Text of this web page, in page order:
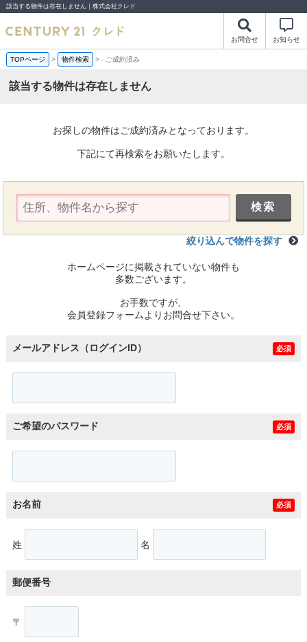
該当する物件は存在しません｜株式会社クレド
お問合せ お知らせ
TOPページ > 物件検索 >- ご成約済み
該当する物件は存在しません
お探しの物件はご成約済みとなっております。
下記にて再検索をお願いたします。
絞り込んで物件を探す
ホームページに掲載されていない物件も
多数ございます。
お手数ですが、
会員登録フォームよりお問合せ下さい。
メールアドレス（ログインID） 必須
ご希望のパスワード 必須
お名前 必須
姓 名
郵便番号
〒